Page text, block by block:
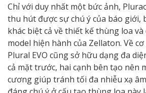
Chỉ với duy nhất một bức ảnh,
thu hút được sự chú ý của báo giới,
khác biệt cả về thiết kế thùng loa và
model hiện hành của Zellaton. Về
Plural EVO cũng sở hữu dạng đa
cả mặt trước, hai cạnh bên tạo nên
cương giúp tránh tối đa nhiễu xạ